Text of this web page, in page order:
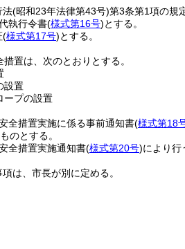
法(昭和23年法律第43号)第3条第1項の規
執行令書(様式第16号)とする。
(様式第17号)とする。
置は、次のとおりとする。
設置
ープの設置
全措置実施に係る事前通知書(様式第18
のとする。
全措置実施通知書(様式第20号)により行
は、市長が別に定める。